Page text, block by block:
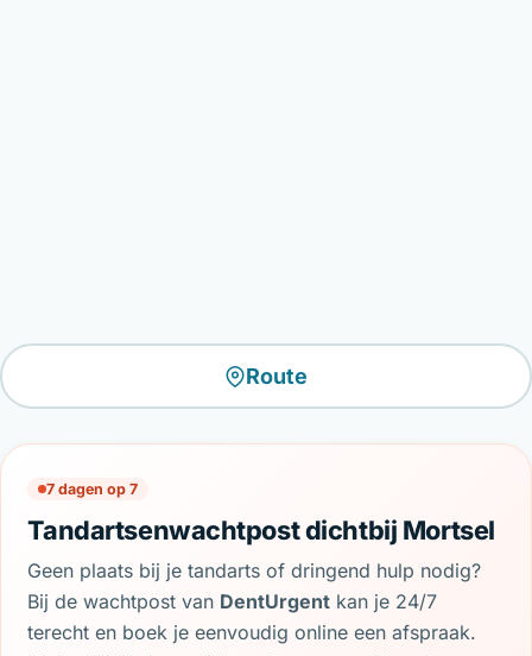
Route
7 dagen op 7
Tandartsenwachtpost dichtbij Mortsel
Geen plaats bij je tandarts of dringend hulp nodig?
Bij de wachtpost van DentUrgent kan je 24/7
terecht en boek je eenvoudig online een afspraak.